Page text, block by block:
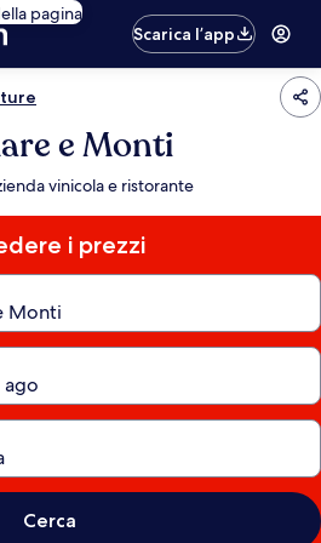
pagina
Scarica l’app
e Monti
vinicola e ristorante
i prezzi
Cerca